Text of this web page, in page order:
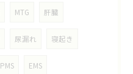
MTG 肝臓
尿漏れ 寝起き
PMS EMS